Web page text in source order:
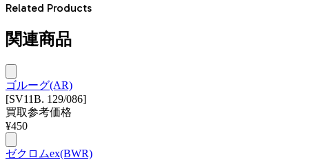
Related Products
関連商品
ゴルーグ(AR)
[SV11B. 129/086]
買取参考価格
¥450
ゼクロムex(BWR)